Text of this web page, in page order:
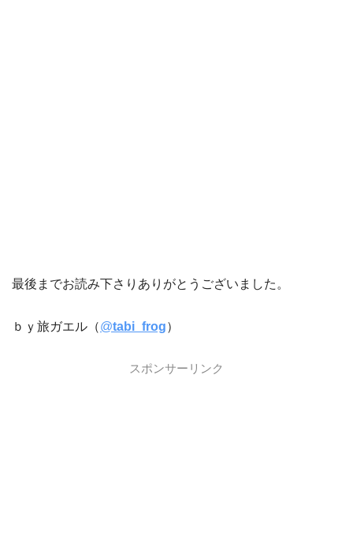
最後までお読み下さりありがとうございました。
ｂｙ旅ガエル（@tabi_frog）
スポンサーリンク